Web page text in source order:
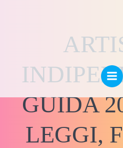
GUIDA
LEGGI,